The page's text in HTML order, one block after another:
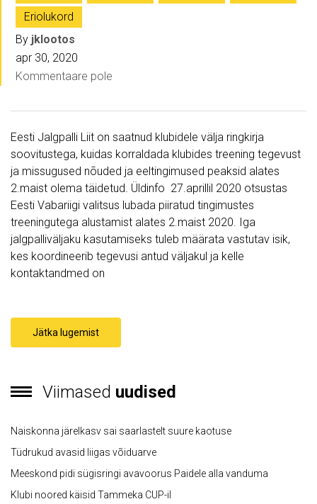
Eriolukord
By jklootos
apr 30, 2020
Kommentaare pole
Eesti Jalgpalli Liit on saatnud klubidele välja ringkirja
soovitustega, kuidas korraldada klubides treening tegevust
ja missugused nõuded ja eeltingimused peaksid alates
2.maist olema täidetud. Üldinfo 27.aprillil 2020 otsustas
Eesti Vabariigi valitsus lubada piiratud tingimustes
treeningutega alustamist alates 2.maist 2020. Iga
jalgpalliväljaku kasutamiseks tuleb määrata vastutav isik,
kes koordineerib tegevusi antud väljakul ja kelle
kontaktandmed on
Jätka lugemist
Viimased uudised
Naiskonna järelkasv sai saarlastelt suure kaotuse
Tüdrukud avasid liigas võiduarve
Meeskond pidi sügisringi avavoorus Paidele alla vanduma
Klubi noored käisid Tammeka CUP-il